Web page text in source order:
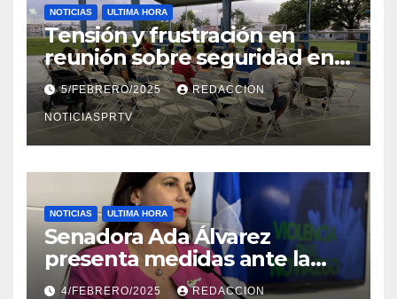
NOTICIAS ULTIMA HORA
Tensión y frustración en
reunión sobre seguridad en
Reparto Metropolitano
5/FEBRERO/2025 REDACCION
NOTICIASPRTV
NOTICIAS ULTIMA HORA
Senadora Ada Álvarez
presenta medidas ante la
violencia en el noviazgo
4/FEBRERO/2025 REDACCION